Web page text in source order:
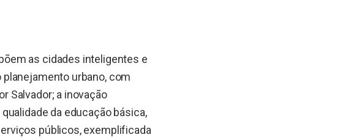
as cidades inteligentes e
urbano, com
Salvador; a inovação
da educação básica,
públicos, exemplificada